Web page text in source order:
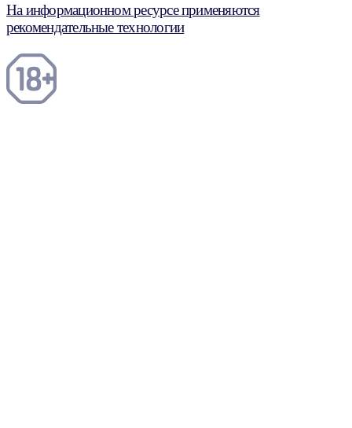
На информационном ресурсе применяются
рекомендательные технологии